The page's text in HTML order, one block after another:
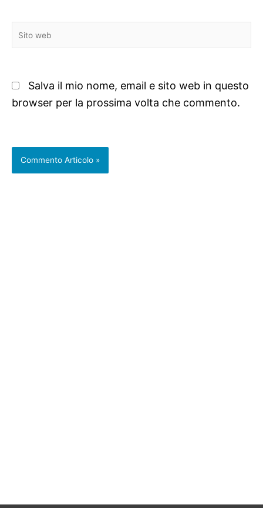
Sito
web
Salva il mio nome, email e sito web in questo
browser per la prossima volta che commento.